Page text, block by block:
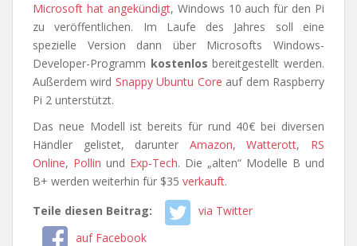
Microsoft hat angekündigt, Windows 10 auch für den Pi
zu veröffentlichen. Im Laufe des Jahres soll eine
spezielle Version dann über Microsofts Windows-
Developer-Programm kostenlos bereitgestellt werden.
Außerdem wird Snappy Ubuntu Core auf dem Raspberry
Pi 2 unterstützt.
Das neue Modell ist bereits für rund 40€ bei diversen
Händler gelistet, darunter Amazon,Watterott, RS
Online, Pollin und Exp-Tech. Die „alten“ Modelle B und
B+ werden weiterhin für $35 verkauft.
Teile diesen Beitrag:
via Twitter
auf Facebook